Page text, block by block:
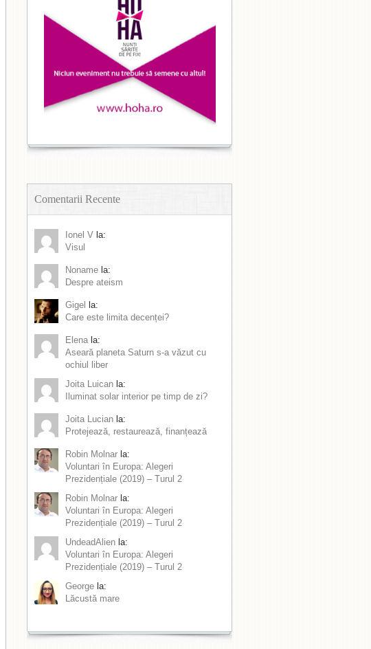
Comentarii Recente
Ionel V la:
Visul
Noname la:
Despre ateism
Gigel
la:
Care este limita decenței?
Elena la:
Aseară planeta Saturn s-a văzut cu
ochiul liber
Joita Luican la:
Iluminat solar interior pe timp de zi?
Joita Lucian la:
Protejează, restaurează, finanțează
Robin Molnar la:
Voluntari în Europa: Alegeri
Prezidențiale (2019) – Turul 2
Robin Molnar la:
Voluntari în Europa: Alegeri
Prezidențiale (2019) – Turul 2
UndeadAlien la:
Voluntari în Europa: Alegeri
Prezidențiale (2019) – Turul 2
George la:
Lăcustă mare